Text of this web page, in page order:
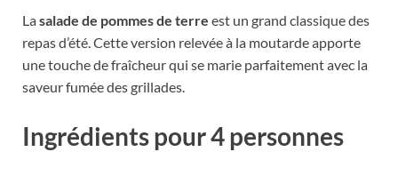
Lasalade de pommes de terre est un grand classique des
repas d’été. Cette version relevée à la moutarde apporte
une touche de fraîcheur qui se marie parfaitement avec la
saveur fumée des grillades.
Ingrédients pour 4 personnes